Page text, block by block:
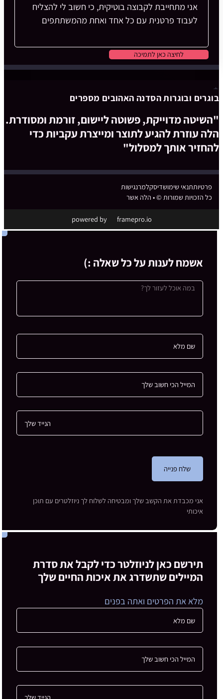
אני מתחייבת לקבוצה בוטיקית, כי חשוב לי להצליח
לעבוד פרטנית עם כל אחד ואחת מהמשתתפים
לחיצה כאן לתמיכה
בוגרים ובוגרות הסדנה האהובים מספרים
"השיטה מדוייקת, פשוטה ליישום, זורמת ומסודרת.
הלה עוזרת להגיע לתוצר ומייצרת עקביות כדי
להחזיר אותך למסלול"
פרטיותתנאי שימושדיסקלמרנגישות
כל הזכויות שמורות © • הלה אשר
framepro.io
powered by
אשמח לענות על כל שאלה :)
שלח פנייה
אני מכבדת את הקשב שלך ומבטיחה לשלוח לך ניוזלטרים עם תוכן
איכותי
תירשם כאן לניוזלטר כדי לקבל את סדרת
המיילים שתשדרג את איכות החיים שלך
מלא את הפרטים ואתה בפנים